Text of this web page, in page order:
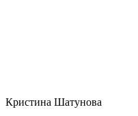
Кристина Шатунова